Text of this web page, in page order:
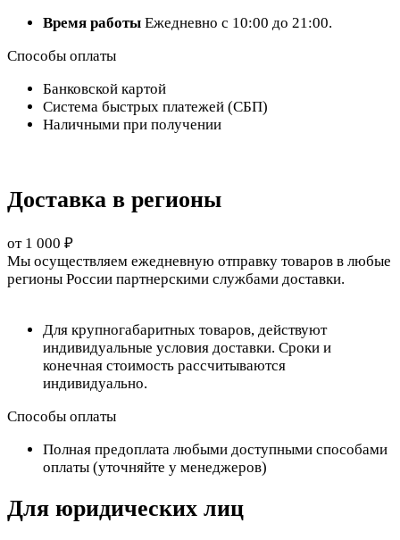
Время работы Ежедневно с 10:00 до 21:00.
Способы оплаты
Банковской картой
Система быстрых платежей (СБП)
Наличными при получении
Доставка в регионы
от 1 000 ₽
Мы осуществляем ежедневную отправку товаров в любые
регионы России партнерскими службами доставки.
Для крупногабаритных товаров, действуют
индивидуальные условия доставки. Сроки и
конечная стоимость рассчитываются
индивидуально.
Способы оплаты
Полная предоплата любыми доступными способами
оплаты (уточняйте у менеджеров)
Для юридических лиц